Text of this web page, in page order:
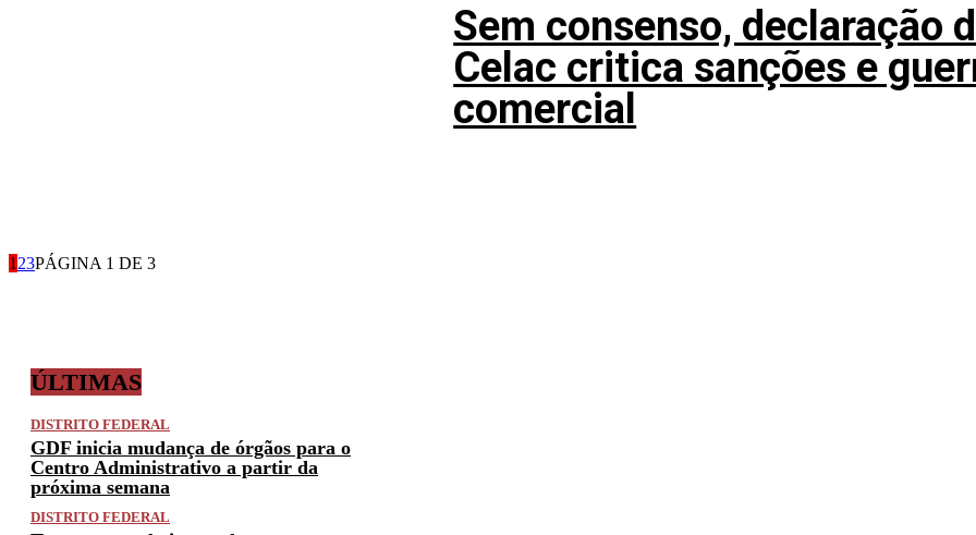
Sem consenso, declaração
Celac critica sanções e
comercial
1 23PÁGINA 1 DE 3
ÚLTIMAS
DISTRITO FEDERAL
GDF inicia mudança de órgãos para o
Centro Administrativo a partir da
próxima semana
DISTRITO FEDERAL